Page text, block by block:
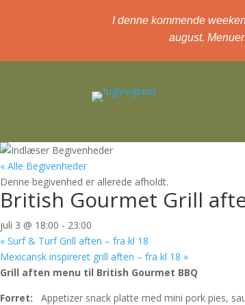
I denne kommende
august.
« Alle Begivenheder
Denne begivenhed er allerede afholdt.
British Gourmet Grill
juli 3 @ 18:00 - 23:00
« Surf & Turf Grill aften – fra kl 18
Mexicansk inspireret grill aften – fra kl 18 »
Grill aften menu til British Gourmet BBQ
Forret: Appetizer snack platte med mini